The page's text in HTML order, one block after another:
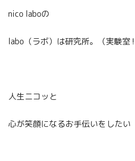
nico laboの
labo（ラボ）は研究所。（実験室
人生ニコッと
心が笑顔になるお手伝いをしたい